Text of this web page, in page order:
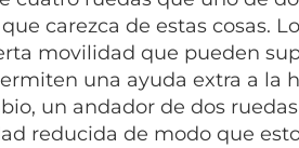
carezca de estas cosas.
movilidad que pueden
una ayuda extra a la
un andador de dos
reducida de modo que